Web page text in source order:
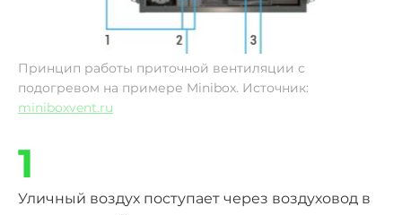
Принцип работы приточной вентиляции с
подогревом на примере Minibox. Источник:
miniboxvent.ru
1
Уличный воздух поступает через воздуховод в